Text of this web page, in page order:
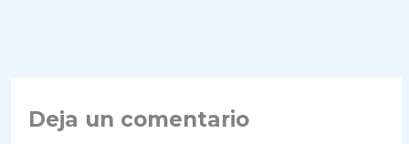
Deja un comentario